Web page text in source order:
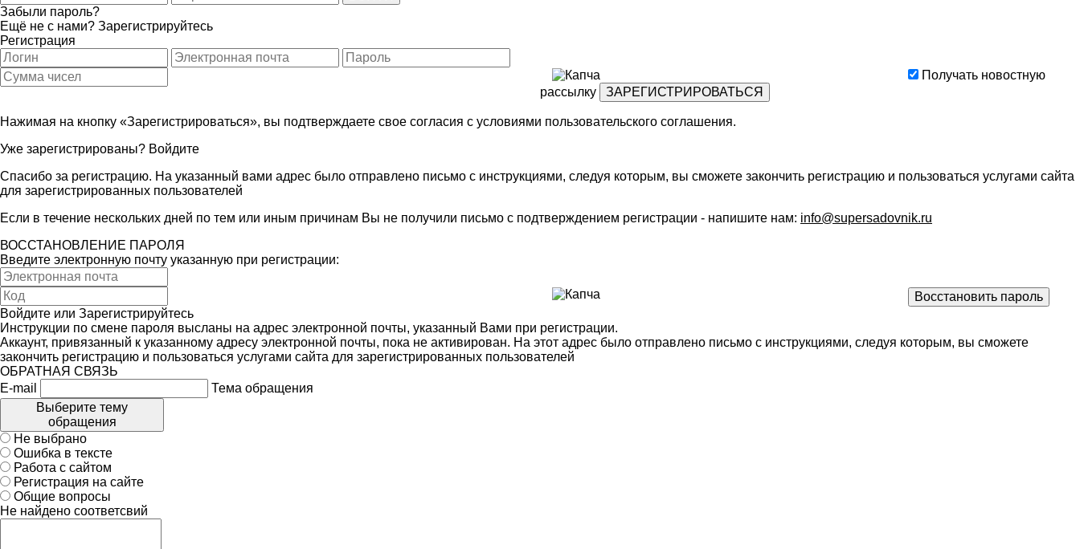
Забыли пароль?
Ещё не с нами? Зарегистрируйтесь
Регистрация
Получать новостную
рассылку
Нажимая на кнопку «Зарегистрироваться», вы подтверждаете свое согласия с условиями пользовательского соглашения.
Уже зарегистрированы? Войдите
Спасибо за регистрацию. На указанный вами адрес было отправлено письмо с инструкциями, следуя которым, вы сможете закончить регистрацию и пользоваться услугами сайта
для зарегистрированных пользователей
Если в течение нескольких дней по тем или иным причинам Вы не получили письмо с подтверждением регистрации - напишите нам: info@supersadovnik.ru
ВОССТАНОВЛЕНИЕ ПАРОЛЯ
Введите электронную почту указанную при регистрации:
Войдите или Зарегистрируйтесь
Инструкции по смене пароля высланы на адрес электронной почты, указанный Вами при регистрации.
Аккаунт, привязанный к указанному адресу электронной почты, пока не активирован. На этот адрес было отправлено письмо с инструкциями, следуя которым, вы сможете
закончить регистрацию и пользоваться услугами сайта для зарегистрированных пользователей
ОБРАТНАЯ СВЯЗЬ
E-mail
Тема обращения
Выберите тему
обращения
Не выбрано
Ошибка в тексте
Работа с сайтом
Регистрация на сайте
Общие вопросы
Не найдено соответсвий